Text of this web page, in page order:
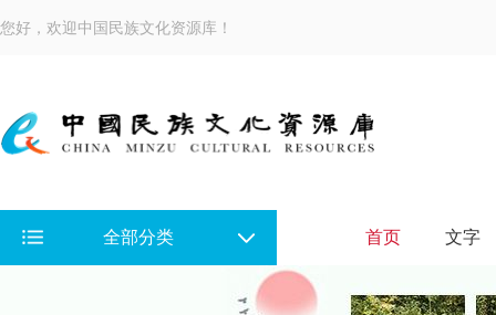
您好，欢迎中国民族文化资源库！
全部分类 首页 文字